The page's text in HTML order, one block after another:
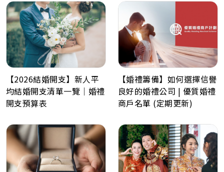
【2026結婚開支】新人平
均結婚開支清單一覽｜婚禮
開支預算表
【婚禮籌備】如何選擇信譽
良好的婚禮公司 | 優質婚禮
商戶名單 (定期更新)